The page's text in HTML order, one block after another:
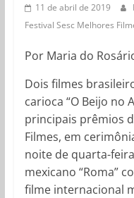
11 de abril de 2019
Festival Sesc Melhores
Por Maria do
Dois filmes
carioca “O Beijo no
principais prêmios
Filmes, em
noite de quarta-
mexicano “Roma”
filme internacional